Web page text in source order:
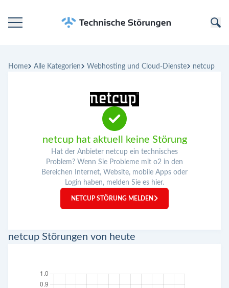
Kategorien
Home Alle Kategorien Webhosting und Cloud-Dienste netcup
netcup hat aktuell keine Störung
Hat der Anbieter netcup ein technisches
Problem? Wenn Sie Probleme mit o2 in den
Bereichen Internet, Website, mobile Apps oder
Login haben, melden Sie es hier.
NETCUP STÖRUNG MELDEN
netcup Störungen von heute